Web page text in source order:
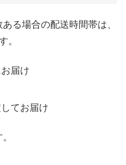
る場合の配送時間帯は、
。
届け
てお届け